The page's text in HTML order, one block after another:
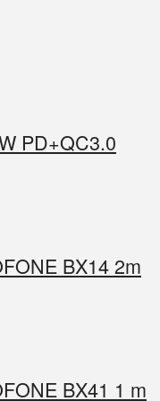
PD+QC3.0
BX14 2m
BX41 1 m